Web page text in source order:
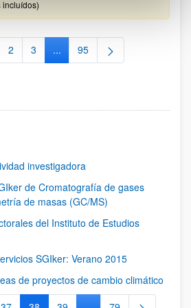
incluídos)
Página
2 Página
3 ...Páginas intermedias Use TAB
Página
95
investigadora
de Cromatografía de gases
de masas (GC/MS)
del Instituto de Estudios
SGIker: Verano 2015
de proyectos de cambio climático